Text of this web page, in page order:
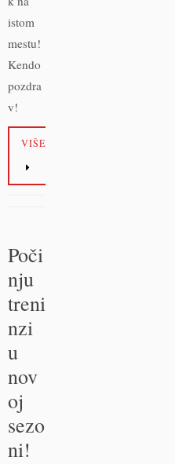
istom
mestu!
Kendo
pozdra
v!
VIŠE
Poči
nju
treni
nzi
u
nov
oj
sezo
ni!